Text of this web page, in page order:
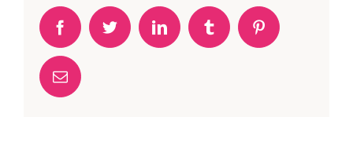
FacebookTwitter LinkedIn Tumblr Pinterest
Email